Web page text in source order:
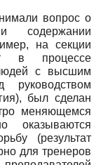
вопрос о
и содержании
на секции
в процессе
с высшим
руководством
был сделан
меняющемся
оказываются
(результат
для тренеров